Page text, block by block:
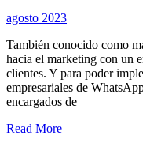
agosto 2023
También conocido como
hacia el marketing con un
clientes. Y para poder
empresariales de
encargados de
Read More